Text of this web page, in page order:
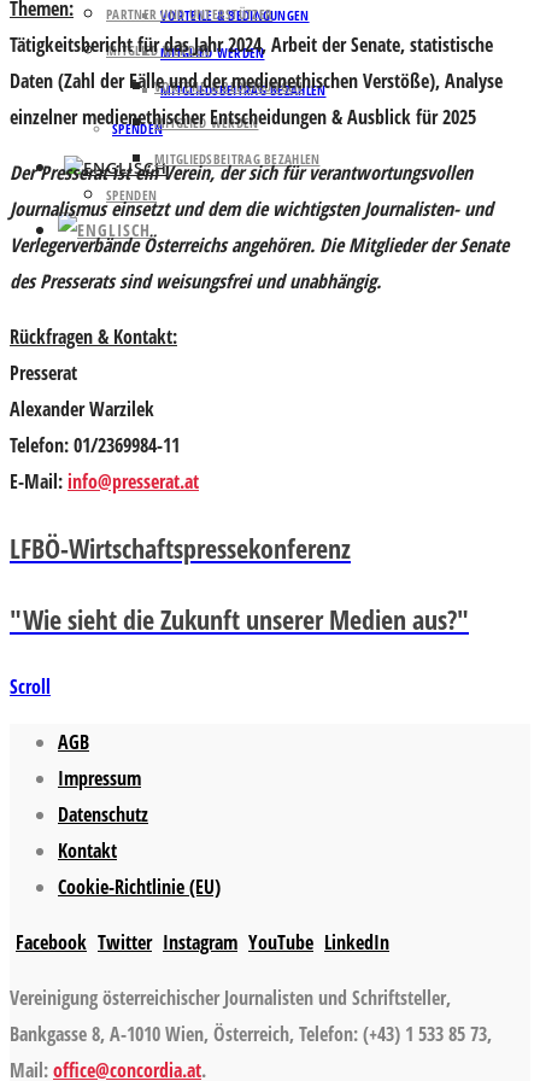
VORTEILE & BEDINGUNGEN
MITGLIED WERDEN
MITGLIEDSBEITRAG BEZAHLEN
SPENDEN
PARTNER UND UNTERSTÜTZER
MITGLIED WERDEN
VORTEILE & BEDINGUNGEN
MITGLIED WERDEN
MITGLIEDSBEITRAG BEZAHLEN
SPENDEN
Themen:
Tätigkeitsbericht für das Jahr 2024, Arbeit der Senate, statistische
Daten (Zahl der Fälle und der medienethischen Verstöße), Analyse
einzelner medienethischer Entscheidungen & Ausblick für 2025
Der Presserat ist ein Verein, der sich für verantwortungsvollen
Journalismus einsetzt und dem die wichtigsten Journalisten- und
Verlegerverbände Österreichs angehören. Die Mitglieder der Senate
des Presserats sind weisungsfrei und unabhängig.
Rückfragen & Kontakt:
Presserat
Alexander Warzilek
Telefon: 01/2369984-11
E-Mail: info@presserat.at
LFBÖ-Wirtschaftspressekonferenz
"Wie sieht die Zukunft unserer Medien aus?"
Scroll
AGB
Impressum
Datenschutz
Kontakt
Cookie-Richtlinie (EU)
Facebook Twitter Instagram YouTube LinkedIn
Vereinigung österreichischer Journalisten und Schriftsteller,
Bankgasse 8, A-1010 Wien, Österreich, Telefon: (+43) 1 533 85 73,
Mail:office@concordia.at.